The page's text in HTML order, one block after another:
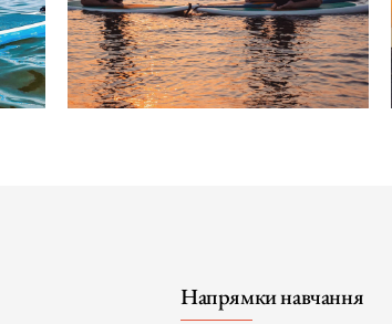
Напрямки навчання